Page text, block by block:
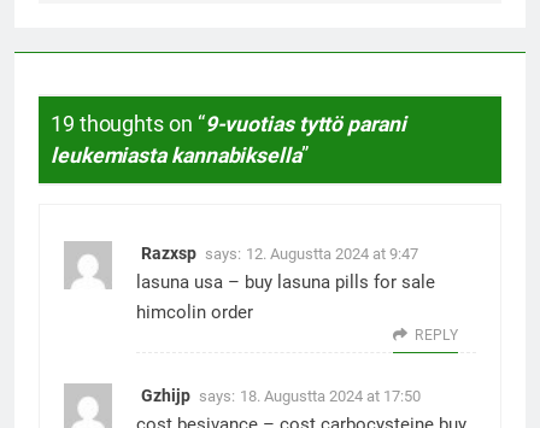
19 thoughts on “9-vuotias tyttö parani
leukemiasta kannabiksella”
Razxsp says: 12. Augustta 2024 at 9:47
lasuna usa – buy lasuna pills for sale
himcolin order
REPLY
Gzhijp says: 18. Augustta 2024 at 17:50